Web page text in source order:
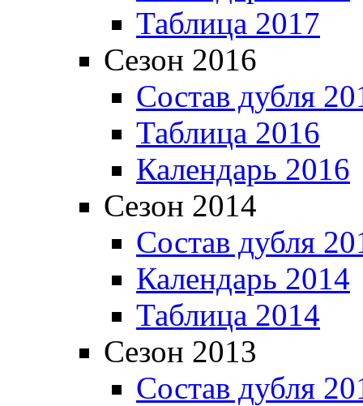
Таблица 2017
Сезон 2016
Состав дубля
Таблица 2016
Календарь 2016
Сезон 2014
Состав дубля
Календарь 2014
Таблица 2014
Сезон 2013
Состав дубля